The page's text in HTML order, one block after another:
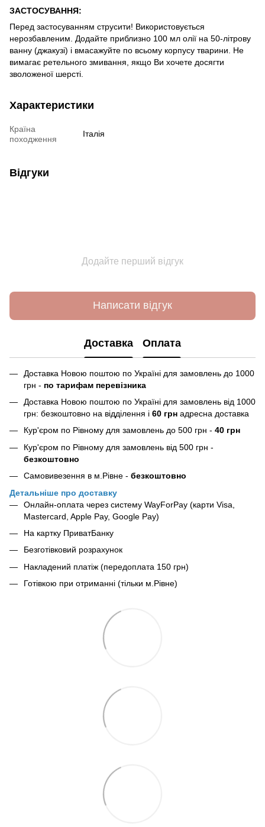
ЗАСТОСУВАННЯ:
Перед застосуванням струсити! Використовується
нерозбавленим. Додайте приблизно 100 мл олії на 50-літрову
ванну (джакузі) і вмасажуйте по всьому корпусу тварини. Не
вимагає ретельного змивання, якщо Ви хочете досягти
зволоженої шерсті.
Характеристики
Країна
походження
Італія
Відгуки
Додайте перший відгук
Написати відгук
Доставка Оплата
Доставка Новою поштою по Україні для замовлень до 1000
грн - по тарифам перевізника
Доставка Новою поштою по Україні для замовлень від 1000
грн: безкоштовно на відділення і 60 грн адресна доставка
Кур'єром по Рівному для замовлень до 500 грн - 40 грн
Кур'єром по Рівному для замовлень від 500 грн -
безкоштовно
Самовивезення в м.Рівне - безкоштовно
Детальніше про доставку
Онлайн-оплата через систему WayForPay (карти Visa,
Mastercard, Apple Pay, Google Pay)
На картку ПриватБанку
Безготівковий розрахунок
Накладений платіж (передоплата 150 грн)
Готівкою при отриманні (тільки м.Рівне)